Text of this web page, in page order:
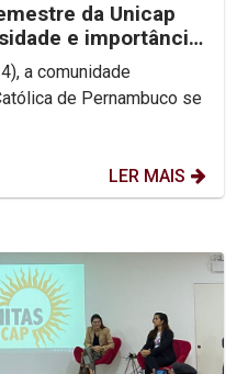
da Unicap
e importância
a comunidade
de Pernambuco se
LER MAIS